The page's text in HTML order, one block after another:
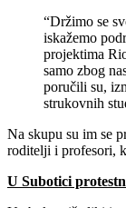
“Držimo se
iskažemo
projektima
samo zbog
poručili su,
strukovnih
Na skupu su im se
roditelji i profesori,
U Subotici